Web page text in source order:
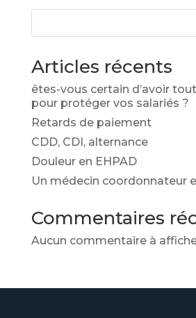
Articles récents
êtes-vous certain d’avoir
pour protéger vos salariés ?
Retards de paiement
CDD, CDI, alternance
Douleur en EHPAD
Un médecin coordonnateur
Commentaires
Aucun commentaire à